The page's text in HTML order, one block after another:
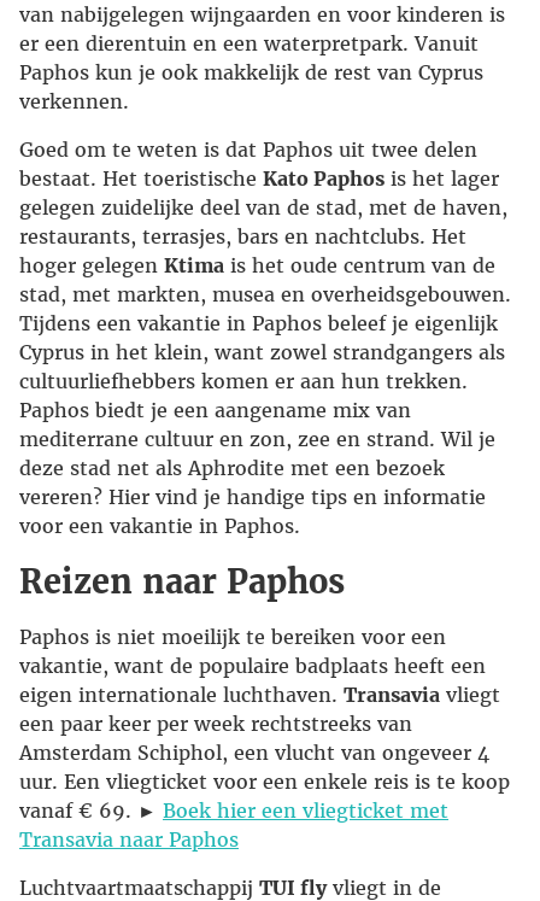
van nabijgelegen wijngaarden en voor kinderen is
er een dierentuin en een waterpretpark. Vanuit
Paphos kun je ook makkelijk de rest van Cyprus
verkennen.
Goed om te weten is dat Paphos uit twee delen
bestaat. Het toeristische Kato Paphos is het lager
gelegen zuidelijke deel van de stad, met de haven,
restaurants, terrasjes, bars en nachtclubs. Het
hoger gelegen Ktima is het oude centrum van de
stad, met markten, musea en overheidsgebouwen.
Tijdens een vakantie in Paphos beleef je eigenlijk
Cyprus in het klein, want zowel strandgangers als
cultuurliefhebbers komen er aan hun trekken.
Paphos biedt je een aangename mix van
mediterrane cultuur en zon, zee en strand. Wil je
deze stad net als Aphrodite met een bezoek
vereren? Hier vind je handige tips en informatie
voor een vakantie in Paphos.
Reizen naar Paphos
Paphos is niet moeilijk te bereiken voor een
vakantie, want de populaire badplaats heeft een
eigen internationale luchthaven. Transavia vliegt
een paar keer per week rechtstreeks van
Amsterdam Schiphol, een vlucht van ongeveer 4
uur. Een vliegticket voor een enkele reis is te koop
vanaf € 69. ► Boek hier een vliegticket met
Transavia naar Paphos
Luchtvaartmaatschappij TUI flyvliegt in de